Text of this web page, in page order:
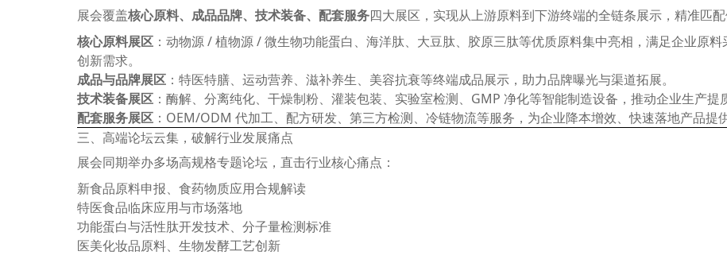
展会覆盖核心原料、成品品牌、技术装备、配套服务四大展区，实现从上游原料到下游终端的全链条展示，精准匹配
核心原料展区 ：动物源 / 植物源 / 微生物功能蛋白、海洋肽、大豆肽、胶原三肽等优质原料集中亮相，满足企业原料
创新需求。
成品与品牌展区 ：特医特膳、运动营养、滋补养生、美容抗衰等终端成品展示，助力品牌曝光与渠道拓展。
技术装备展区 ：酶解、分离纯化、干燥制粉、灌装包装、实验室检测、GMP 净化等智能制造设备，推动企业生产提
配套服务展区 ：OEM/ODM 代加工、配方研发、第三方检测、冷链物流等服务，为企业降本增效、快速落地产品提供
三、高端论坛云集，破解行业发展痛点
展会同期举办多场高规格专题论坛，直击行业核心痛点：
新食品原料申报、食药物质应用合规解读
特医食品临床应用与市场落地
功能蛋白与活性肽开发技术、分子量检测标准
医美化妆品原料、生物发酵工艺创新